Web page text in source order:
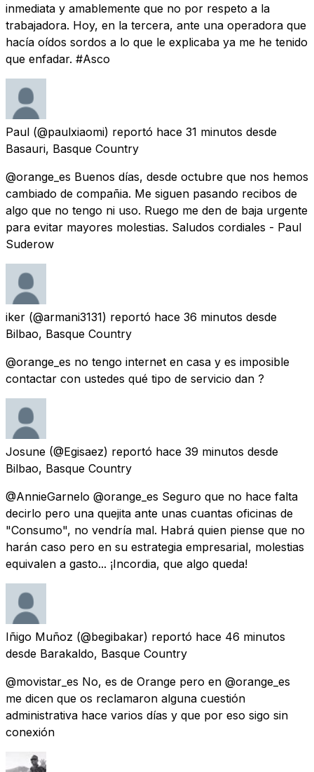
inmediata y amablemente que no por respeto a la
trabajadora. Hoy, en la tercera, ante una operadora que
hacía oídos sordos a lo que le explicaba ya me he tenido
que enfadar. #Asco
Paul (@paulxiaomi) reportó hace 31 minutos desde
Basauri, Basque Country
@orange_es Buenos días, desde octubre que nos hemos
cambiado de compañia. Me siguen pasando recibos de
algo que no tengo ni uso. Ruego me den de baja urgente
para evitar mayores molestias. Saludos cordiales - Paul
Suderow
iker (@armani3131) reportó hace 36 minutos desde
Bilbao, Basque Country
@orange_es no tengo internet en casa y es imposible
contactar con ustedes qué tipo de servicio dan ?
Josune (@Egisaez) reportó hace 39 minutos desde
Bilbao, Basque Country
@AnnieGarnelo @orange_es Seguro que no hace falta
decirlo pero una quejita ante unas cuantas oficinas de
"Consumo", no vendría mal. Habrá quien piense que no
harán caso pero en su estrategia empresarial, molestias
equivalen a gasto... ¡Incordia, que algo queda!
Iñigo Muñoz (@begibakar) reportó hace 46 minutos
desde Barakaldo, Basque Country
@movistar_es No, es de Orange pero en @orange_es
me dicen que os reclamaron alguna cuestión
administrativa hace varios días y que por eso sigo sin
conexión